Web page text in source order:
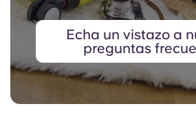
Echa un vistazo a
preguntas